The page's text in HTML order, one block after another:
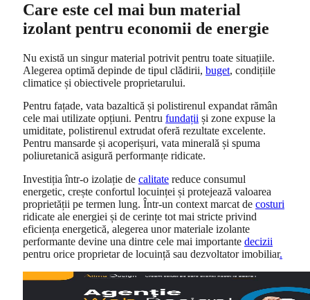
Care este cel mai bun material
izolant pentru economii de energie
Nu există un singur material potrivit pentru toate situațiile.
Alegerea optimă depinde de tipul clădirii, buget, condițiile
climatice și obiectivele proprietarului.
Pentru fațade, vata bazaltică și polistirenul expandat rămân
cele mai utilizate opțiuni. Pentru fundații și zone expuse la
umiditate, polistirenul extrudat oferă rezultate excelente.
Pentru mansarde și acoperișuri, vata minerală și spuma
poliuretanică asigură performanțe ridicate.
Investiția într-o izolație de calitate reduce consumul
energetic, crește confortul locuinței și protejează valoarea
proprietății pe termen lung. Într-un context marcat de costuri
ridicate ale energiei și de cerințe tot mai stricte privind
eficiența energetică, alegerea unor materiale izolante
performante devine una dintre cele mai importante decizii
pentru orice proprietar de locuință sau dezvoltator imobiliar.